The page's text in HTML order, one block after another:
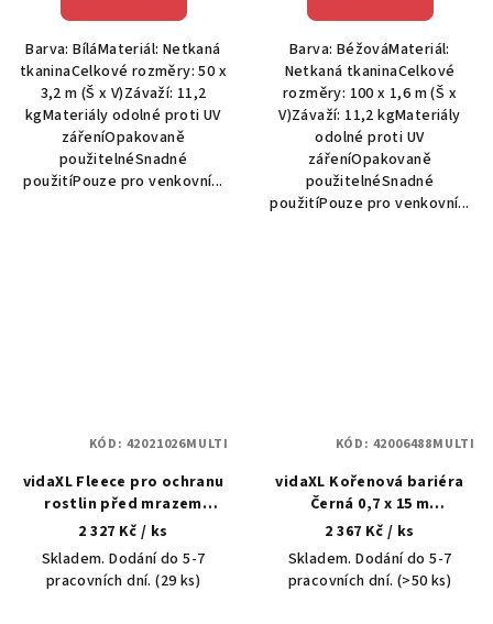
Barva: BíláMateriál: Netkaná
tkaninaCelkové rozměry: 50 x
3,2 m (Š x V)Závaží: 11,2
kgMateriály odolné proti UV
zářeníOpakovaně
použitelnéSnadné
použitíPouze pro venkovní...
Barva: BéžováMateriál:
Netkaná tkaninaCelkové
rozměry: 100 x 1,6 m (Š x
V)Závaží: 11,2 kgMateriály
odolné proti UV
zářeníOpakovaně
použitelnéSnadné
použitíPouze pro venkovní...
vidaXL Fleece pro ochranu
rostlin před mrazem
Béžová 50 x 3,2 m
2 327 Kč / ks
Skladem. Dodání do 5-7
pracovních dní.(29 ks)
KÓD: 42021026MULTI
vidaXL Kořenová bariéra
Černá 0,7 x 15 m
Polyethylen
2 367 Kč / ks
Skladem. Dodání do 5-7
pracovních dní.(>50 ks)
KÓD: 42006488MULTI